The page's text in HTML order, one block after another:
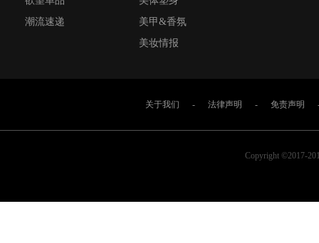
潮流速递
美甲&香氛
美妆情报
关于我们 - 法律声明 - 免责声明
Copyright ©2017-